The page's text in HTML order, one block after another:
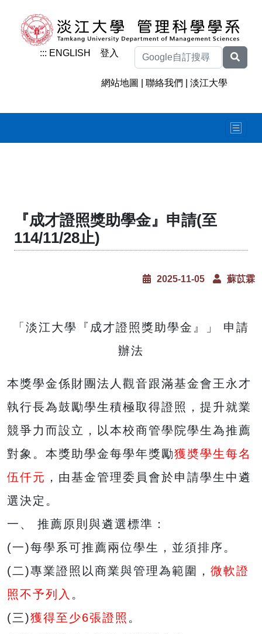
::: ENGLISH 登入
網站地圖 |聯絡我們 |淡江大學
『成才證照獎助學金』申請(至
114/11/28止)
2025-11-05 蘇苡霖
「淡江大學『成才證照獎助學金』」 申請
辦法
本獎學金係財團法人觀音跟滿基金會王永才
執行長為鼓勵學生積極取得證照，提升就業
競爭力而設立，以本校商管學院學生為推薦
對象。本獎助學金每學年獎勵獲奬學生每名
伍仟元 ，由基金管理委員會於申請學生中遴
選決定。
一、 推薦原則與遴選標準：
(一)每學系可推薦兩位學生，並須排序。
(二)專業證照以商業與管理為範圍， 微軟證
照不予列入 。
(三)獲得至少6張證照 。